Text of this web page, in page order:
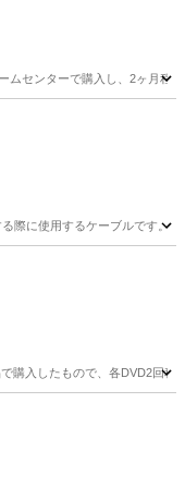
ムセンターで購入し、2ヶ月
際に使用するケーブルです。
購入したもので、各DVD2回